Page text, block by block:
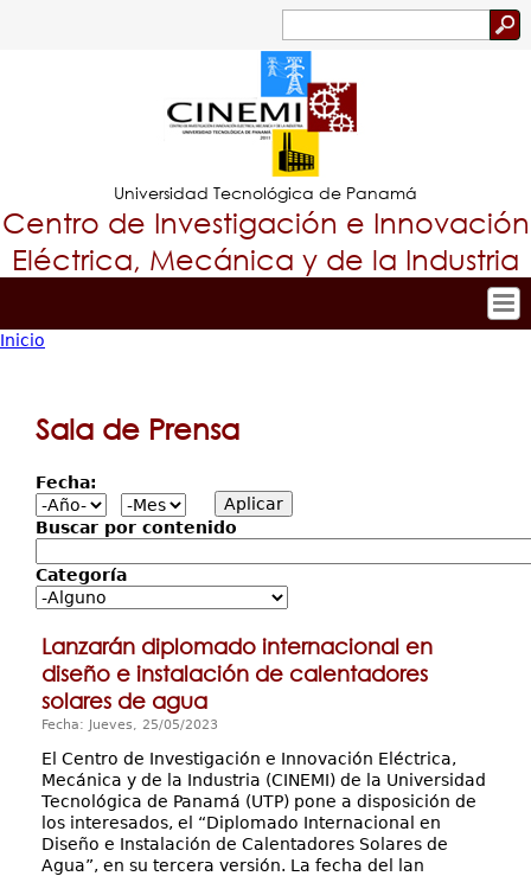
Jump to navigation
Formulario
de
búsqueda
Universidad Tecnológica de Panamá
Centro de Investigación e Innovación
Eléctrica, Mecánica y de la Industria
Tropical
Principal
Investigación y Desarrollo
Producción Científica
Servicios
Eventos
Contáctenos
está
Inicio
Sala de Prensa
Fecha:
Buscar por contenido
Categoría
Lanzarán diplomado internacional en
diseño e instalación de calentadores
solares de agua
Fecha: Jueves, 25/05/2023
El Centro de Investigación e Innovación Eléctrica,
Mecánica y de la Industria (CINEMI) de la Universidad
Tecnológica de Panamá (UTP) pone a disposición de
los interesados, el “Diplomado Internacional en
Diseño e Instalación de Calentadores Solares de
Agua”, en su tercera versión. La fecha del lan